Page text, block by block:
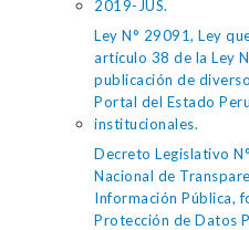
2019-JUS.
Ley N° 29091, Ley
artículo 38 de la Ley
publicación de
Portal del Estado
institucionales.
Decreto Legislativo
Nacional de
Información Pública,
Protección de Datos